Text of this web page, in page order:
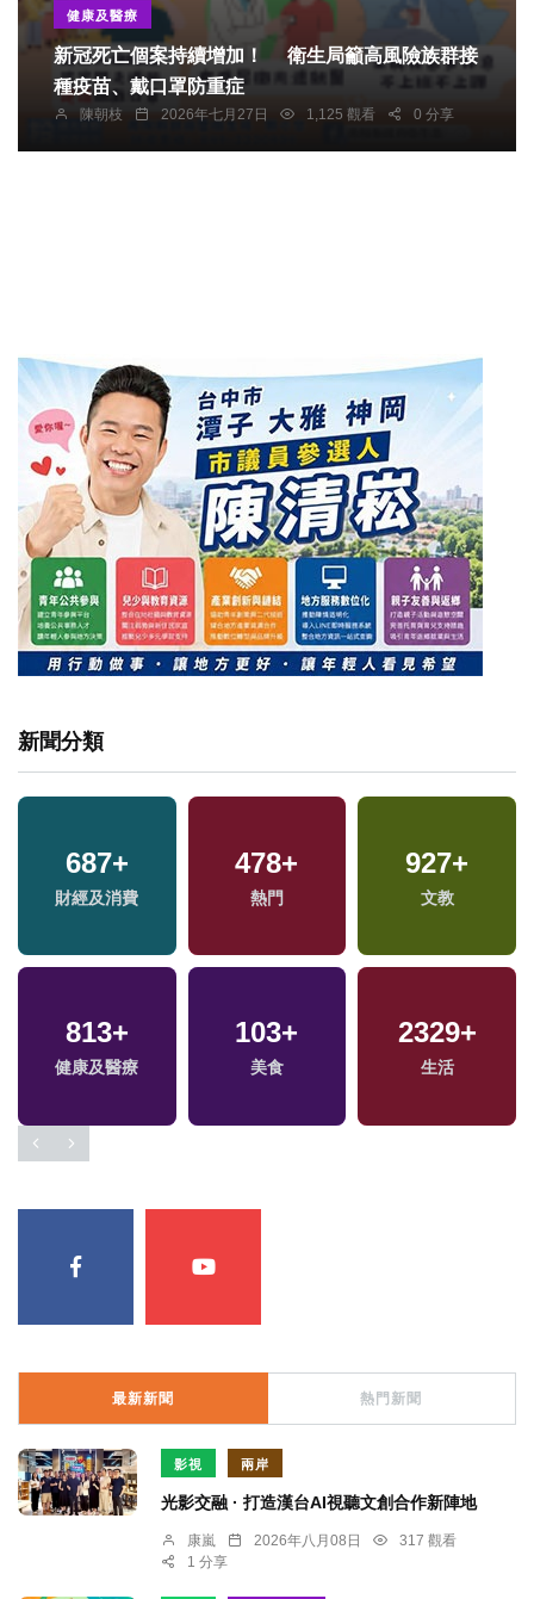
健康及醫療
新冠死亡個案持續增加！ 衛生局籲高風險族群接
種疫苗、戴口罩防重症
陳朝枝 2026年七月27日 1,125 觀看 0 分享
新聞分類
687+
財經及消費
478+
熱門
927+
文教
813+
健康及醫療
103+
美食
2329+
生活
最新新聞 熱門新聞
影視 兩岸
光影交融 · 打造漢台AI視聽文創合作新陣地
康嵐 2026年八月08日
317 觀看
1 分享